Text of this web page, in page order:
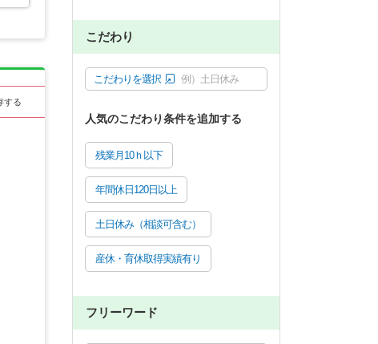
する
こだわり
こだわりを選択 例）土日休み
人気のこだわり条件を追加する
残業月10ｈ以下
年間休日120日以上
土日休み（相談可含む）
産休・育休取得実績有り
フリーワード